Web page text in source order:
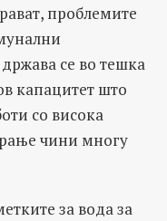
проблемите
се во тешка
капацитет што
со висока
чини многу
за вода за